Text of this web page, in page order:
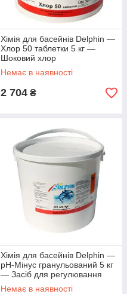
Хімія для басейнів Delphin ―
Хлор 50 таблетки 5 кг —
Шоковий хлор
Немає в наявності
2 704 ₴
Хімія для басейнів Delphin —
рН-Мінус гранульований 5 кг
— Засіб для регулювання
кислотності води
Немає в наявності